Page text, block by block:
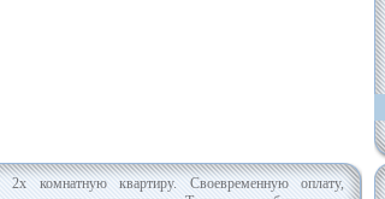
2х комнатную квартиру. Своевременную оплату,